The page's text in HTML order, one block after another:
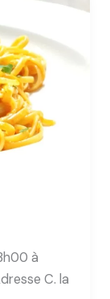
à
C. la